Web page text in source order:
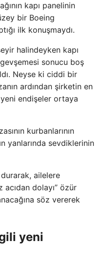
kapı panelinin
bir Boeing
ilk konuşmaydı.
halindeyken kapı
sonucu boş
Neyse ki ciddi bir
ardından şirketin en
endişeler ortaya
kurbanlarının
yanlarında sevdiklerinin
ailelere
dolayı” özür
söz vererek
yeni